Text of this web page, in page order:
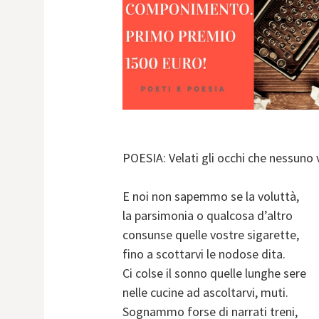
POESIA: Velati gli occhi che nessuno
E noi non sapemmo se la voluttà,
la parsimonia o qualcosa d’altro
consunse quelle vostre sigarette,
fino a scottarvi le nodose dita.
Ci colse il sonno quelle lunghe sere
nelle cucine ad ascoltarvi, muti.
Sognammo forse di narrati treni,